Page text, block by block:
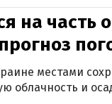
на часть
местами
облачность и